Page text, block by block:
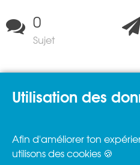
0
Sujet
Utilisation des
Afin d'améliorer ton
utilisons des cookies 🍪
Restons connectés